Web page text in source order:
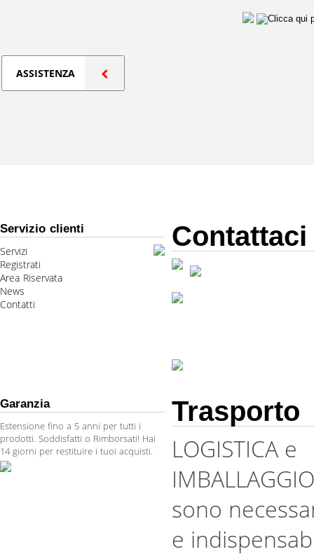
ASSISTENZA
Servizio clienti
Servizi
Registrati
Area Riservata
News
Contatti
Contattaci
Garanzia
Estensione fino a 5 anni per tutti i
prodotti. Soddisfatti o Rimborsati! Hai
14 giorni per restituire i tuoi acquisti.
Trasporto
LOGISTICA e
IMBALLAGGIO
sono
e